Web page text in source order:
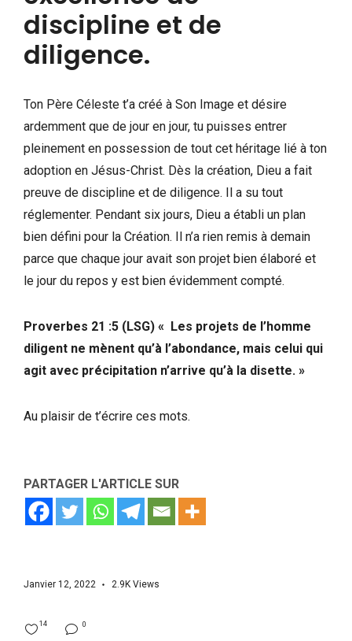
discipline et de
diligence.
Ton Père Céleste t’a créé à Son Image et désire
ardemment que de jour en jour, tu puisses entrer
pleinement en possession de tout cet héritage lié à ton
adoption en Jésus-Christ. Dès la création, Dieu a fait
preuve de discipline et de diligence. Il a su tout
réglementer. Pendant six jours, Dieu a établi un plan
bien défini pour la Création. Il n’a rien remis à demain
parce que chaque jour avait son projet bien élaboré et
le jour du repos y est bien évidemment compté.
Proverbes 21 :5 (LSG) « Les projets de l’homme
diligent ne mènent qu’à l’abondance, mais celui qui
agit avec précipitation n’arrive qu’à la disette. »
Au plaisir de t’écrire ces mots.
PARTAGER L'ARTICLE SUR
Janvier 12, 2022 2.9K Views
0
14